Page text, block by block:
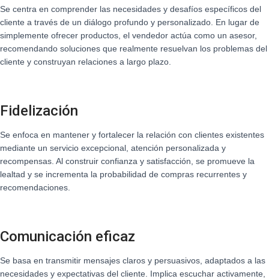
Se centra en comprender las necesidades y desafíos específicos del
cliente a través de un diálogo profundo y personalizado. En lugar de
simplemente ofrecer productos, el vendedor actúa como un asesor,
recomendando soluciones que realmente resuelvan los problemas del
cliente y construyan relaciones a largo plazo.
Fidelización
Se enfoca en mantener y fortalecer la relación con clientes existentes
mediante un servicio excepcional, atención personalizada y
recompensas. Al construir confianza y satisfacción, se promueve la
lealtad y se incrementa la probabilidad de compras recurrentes y
recomendaciones.
Comunicación eficaz
Se basa en transmitir mensajes claros y persuasivos, adaptados a las
necesidades y expectativas del cliente. Implica escuchar activamente,